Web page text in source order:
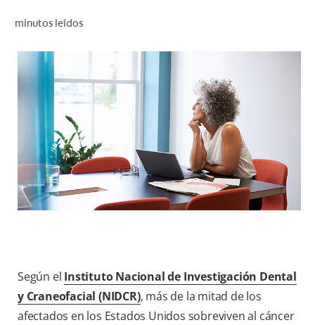
PROMOCIONES
SUSCRÍBASE
minutos leídos
Según el Instituto Nacional de Investigación Dental
y Craneofacial (NIDCR), más de la mitad de los
afectados en los Estados Unidos sobreviven al cáncer